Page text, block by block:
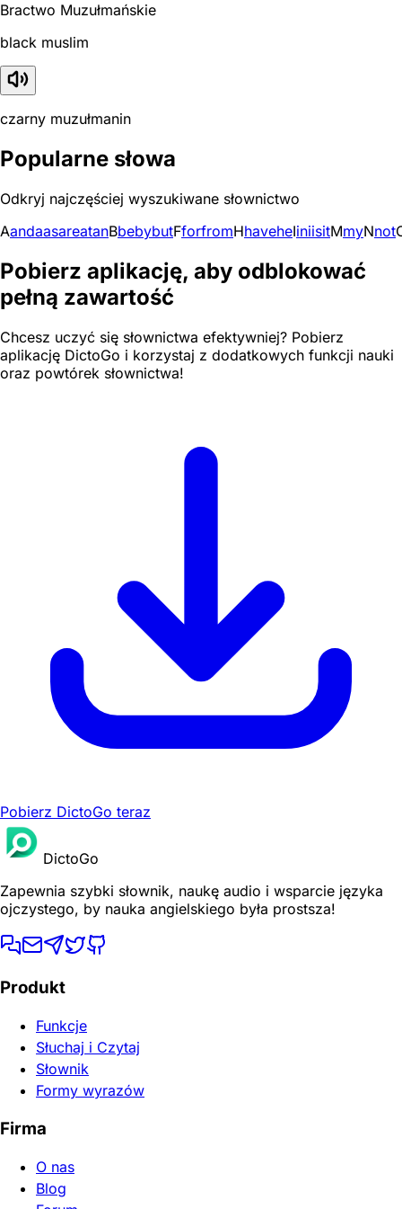
Bractwo Muzułmańskie
black muslim
czarny muzułmanin
Popularne słowa
Odkryj najczęściej wyszukiwane słownictwo
AandaasareatanBbebybutFforfromHhaveheIiniisitMmyNnot
Pobierz aplikację, aby odblokować
pełną zawartość
Chcesz uczyć się słownictwa efektywniej? Pobierz
aplikację DictoGo i korzystaj z dodatkowych funkcji nauki
oraz powtórek słownictwa!
Pobierz DictoGo teraz
DictoGo
Zapewnia szybki słownik, naukę audio i wsparcie języka
ojczystego, by nauka angielskiego była prostsza!
Produkt
Funkcje
Słuchaj i Czytaj
Słownik
Formy wyrazów
Firma
O nas
Blog